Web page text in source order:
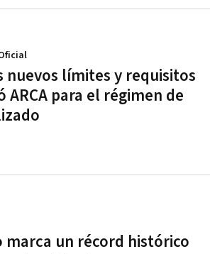
nuevos límites y requisitos
ARCA para el régimen de
marca un récord histórico